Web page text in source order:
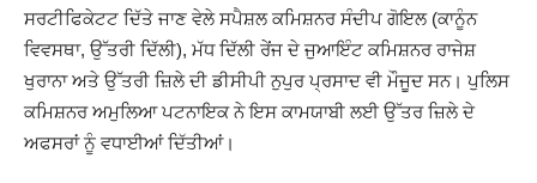
ਸਰਟੀਫਿਕੇਟਟ ਦਿੱਤੇ ਜਾਣ ਵੇਲੇ ਸਪੈਸ਼ਲ ਕਮਿਸ਼ਨਰ ਸੰਦੀਪ ਗੋਇਲ (ਕਾਨੂੰਨ
ਵਿਵਸਥਾ, ਉੱਤਰੀ ਦਿੱਲੀ), ਮੱਧ ਦਿੱਲੀ ਰੇਂਜ ਦੇ ਜੁਆਇੰਟ ਕਮਿਸ਼ਨਰ ਰਾਜੇਸ਼
ਖੁਰਾਨਾ ਅਤੇ ਉੱਤਰੀ ਜ਼ਿਲੇ ਦੀ ਡੀਸੀਪੀ ਨੁਪੁਰ ਪ੍ਰਸਾਦ ਵੀ ਮੌਜੂਦ ਸਨ। ਪੁਲਿਸ
ਕਮਿਸ਼ਨਰ ਅਮੁਲਿਆ ਪਟਨਾਇਕ ਨੇ ਇਸ ਕਾਮਯਾਬੀ ਲਈ ਉੱਤਰ ਜ਼ਿਲੇ ਦੇ
ਅਫਸਰਾਂ ਨੂੰ ਵਧਾਈਆਂ ਦਿੱਤੀਆਂ।